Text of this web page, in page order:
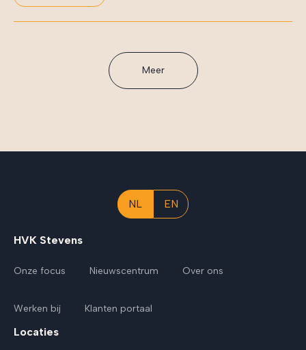
Meer
NL EN
HVK Stevens
Onze focus Nieuwscentrum Over ons
Werken bij Klanten portaal
Locaties